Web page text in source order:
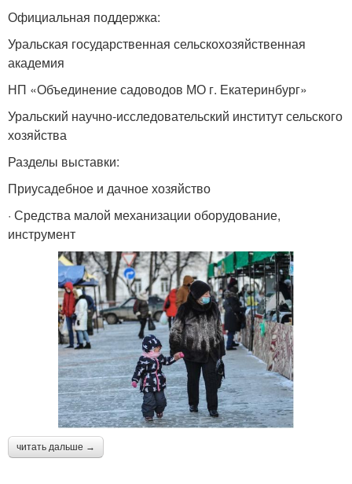
Официальная поддержка:
Уральская государственная сельскохозяйственная
академия
НП «Объединение садоводов МО г. Екатеринбург»
Уральский научно-исследовательский институт сельского
хозяйства
Разделы выставки:
Приусадебное и дачное хозяйство
· Средства малой механизации оборудование,
инструмент
читать дальше →